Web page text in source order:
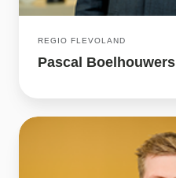
REGIO FLEVOLAND
Pascal Boelhouwers
Jeffrey
van